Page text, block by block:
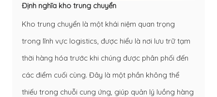
Định nghĩa kho trung chuyển
Kho trung chuyển là một khái niệm quan trọng
trong lĩnh vực logistics, được hiểu là nơi lưu trữ tạm
thời hàng hóa trước khi chúng được phân phối đến
các điểm cuối cùng. Đây là một phần không thể
thiếu trong chuỗi cung ứng, giúp quản lý luồng hàng